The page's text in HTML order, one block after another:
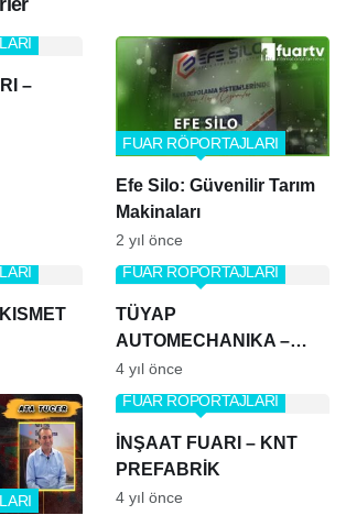
–
Efe Silo: Güvenilir Tarım
Makinaları
FUAR RÖPORTAJLARI
2 yıl önce
TÜYAP
AUTOMECHANIKA –
MAR OTOMOTİV
FUAR RÖPORTAJLARI
4 yıl önce
İNŞAAT FUARI – KNT
PREFABRİK
FUAR RÖPORTAJLARI
4 yıl önce